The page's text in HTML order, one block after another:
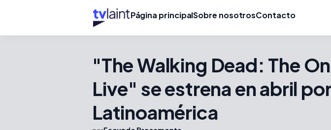
Página principalSobre nosotrosContacto
"The Walking Dead: The
Live" se estrena en abril
Latinoamérica